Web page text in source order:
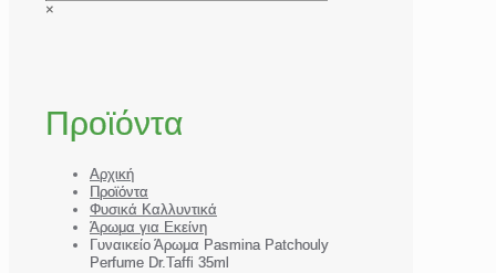
×
Προϊόντα
Αρχική
Προϊόντα
Φυσικά Καλλυντικά
Άρωμα για Εκείνη
Γυναικείο Άρωμα Pasmina Patchouly
Perfume Dr.Taffi 35ml